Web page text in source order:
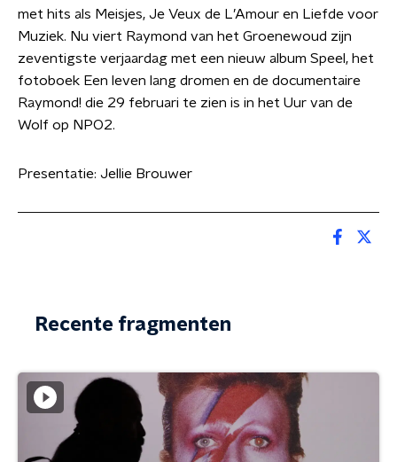
met hits als Meisjes, Je Veux de L’Amour en Liefde voor
Muziek. Nu viert Raymond van het Groenewoud zijn
zeventigste verjaardag met een nieuw album Speel, het
fotoboek Een leven lang dromen en de documentaire
Raymond! die 29 februari te zien is in het Uur van de
Wolf op NPO2.
Presentatie: Jellie Brouwer
Recente fragmenten